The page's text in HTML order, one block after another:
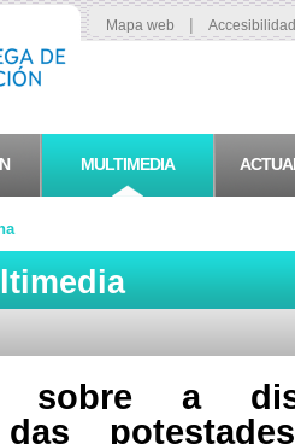
Mapa web |
MULTIMEDIA
sobre a